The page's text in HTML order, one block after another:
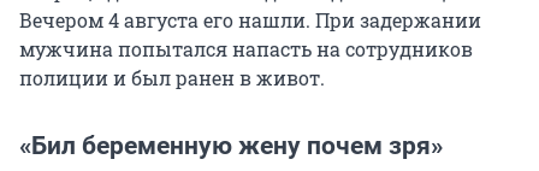
Вечером 4 августа его нашли. При задержании
мужчина попытался напасть на сотрудников
полиции и был ранен в живот.
«Бил беременную жену почем зря»